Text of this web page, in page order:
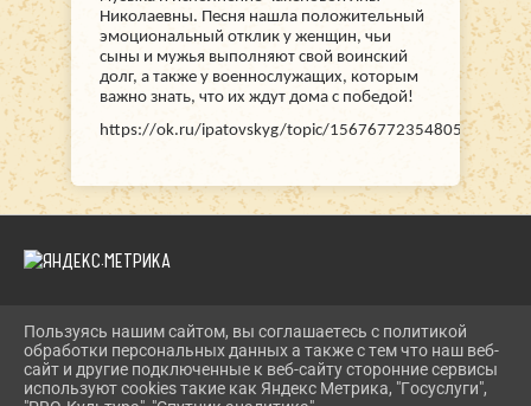
Николаевны. Песня нашла положительный
эмоциональный отклик у женщин, чьи
сыны и мужья выполняют свой воинский
долг, а также у военнослужащих, которым
важно знать, что их ждут дома с победой!
https://ok.ru/ipatovskyg/topic/156767723548053
2026 Г. DKIPATOVO.RU
ВХОД
КАРТА САЙТА
ПОЛИТИКА ОБРАБОТКИ ПЕРСОНАЛЬНЫХ ДАННЫХ
Пользуясь нашим сайтом, вы соглашаетесь с политикой
обработки персональных данных а также с тем что наш веб-
сайт и другие подключенные к веб-сайту сторонние сервисы
используют cookies такие как Яндекс Метрика, "Госуслуги",